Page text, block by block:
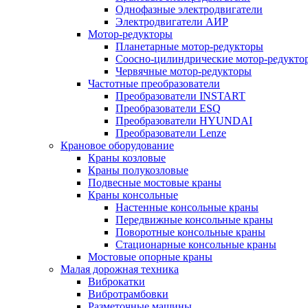
Однофазные электродвигатели
Электродвигатели АИР
Мотор-редукторы
Планетарные мотор-редукторы
Соосно-цилиндрические мотор-
Червячные мотор-редукторы
Частотные преобразователи
Преобразователи INSTART
Преобразователи ESQ
Преобразователи HYUNDAI
Преобразователи Lenze
Крановое оборудование
Краны козловые
Краны полукозловые
Подвесные мостовые краны
Краны консольные
Настенные консольные краны
Передвижные консольные краны
Поворотные консольные краны
Стационарные консольные краны
Мостовые опорные краны
Малая дорожная техника
Виброкатки
Вибротрамбовки